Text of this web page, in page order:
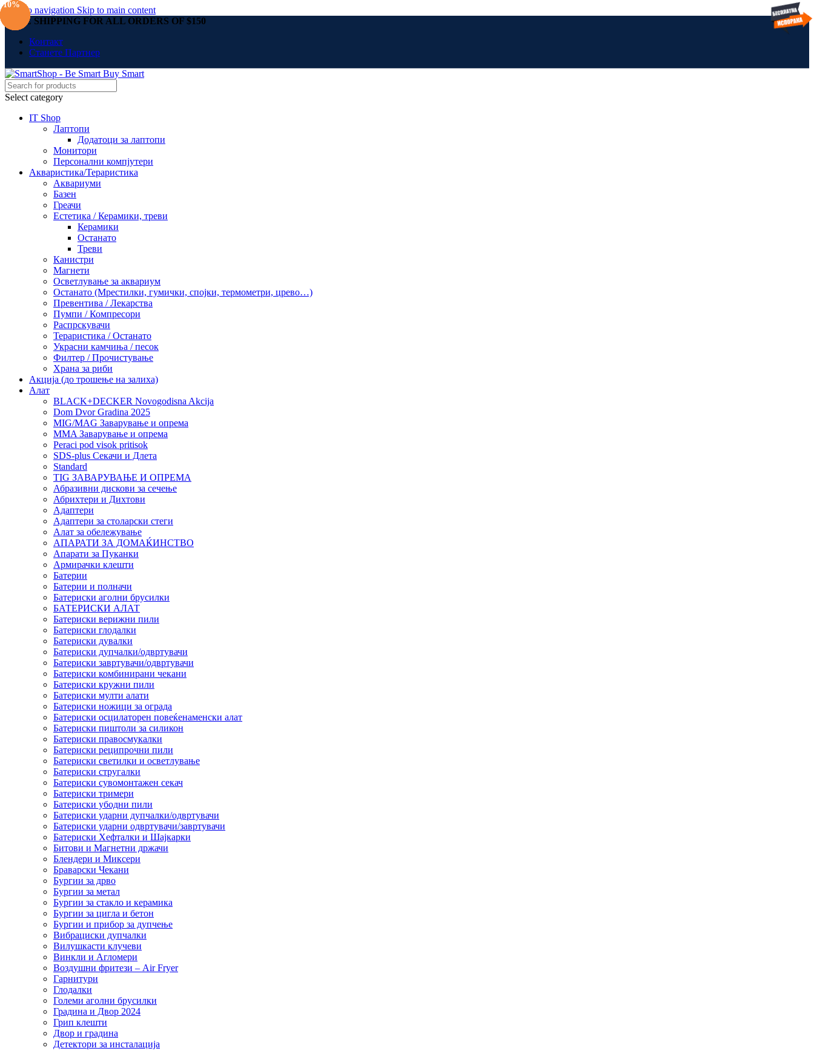
Skip to navigation Skip to main content
FREE SHIPPING FOR ALL ORDERS OF $150
Контакт
Станете Партнер
Select category
IT Shop
Лаптопи
Додатоци за лаптопи
Монитори
Персонални компјутери
Акваристика/Тераристика
Аквариуми
Базен
Греачи
Естетика / Керамики, треви
Керамики
Останато
Треви
Канистри
Магнети
Осветлување за аквариум
Останато (Мрестилки, гумички, спојки, термометри, црево…)
Превентива / Лекарства
Пумпи / Компресори
Распрскувачи
Тераристика / Останато
Украсни камчиња / песок
Филтер / Прочистување
Храна за риби
Акција (до трошење на залиха)
Алат
BLACK+DECKER Novogodisna Akcija
Dom Dvor Gradina 2025
MIG/MAG Заварување и опрема
MMA Заварување и опрема
Peraci pod visok pritisok
SDS-plus Секачи и Длета
Standard
TIG ЗАВАРУВАЊЕ И ОПРЕМА
Абразивни дискови за сечење
Абрихтери и Дихтови
Адаптери
Адаптери за столарски стеги
Алат за обележување
АПАРАТИ ЗА ДОМАЌИНСТВО
Апарати за Пуканки
Армирачки клешти
Батерии
Батерии и полначи
Батериски аголни брусилки
БАТЕРИСКИ АЛАТ
Батериски верижни пили
Батериски глодалки
Батериски дувалки
Батериски дупчалки/одвртувачи
Батериски завртувачи/одвртувачи
Батериски комбинирани чекани
Батериски кружни пили
Батериски мулти алати
Батериски ножици за ограда
Батериски осцилаторен повеќенаменски алат
Батериски пиштоли за силикон
Батериски правосмукалки
Батериски реципрочни пили
Батериски светилки и осветлување
Батериски стругалки
Батериски сувомонтажен секач
Батериски тримери
Батериски убодни пили
Батериски ударни дупчалки/одвртувачи
Батериски ударни одвртувачи/завртувачи
Батериски Хефталки и Шајкарки
Битови и Магнетни држачи
Блендери и Миксери
Браварски Чекани
Бургии за дрво
Бургии за метал
Бургии за стакло и керамика
Бургии за цигла и бетон
Бургии и прибор за дупчење
Вибрациски дупчалки
Вилушкасти клучеви
Винкли и Агломери
Воздушни фритези – Air Fryer
Гарнитури
Глодалки
Големи аголни брусилки
Градина и Двор 2024
Грип клешти
Двор и градина
Детектори за инсталација
-10%
-10%
-10%
-11%
-10%
-10%